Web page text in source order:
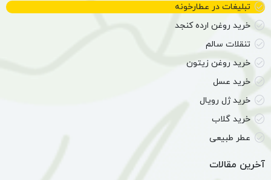
تبلیغات در عطارخونه
خرید روغن ارده کنجد
تنقلات سالم
خرید روغن زیتون
خرید عسل
خرید ژل رویال
خرید گلاب
عطر طبیعی
آخرین مقالات